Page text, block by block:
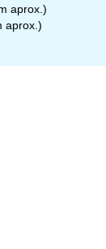
aprox.)
aprox.)